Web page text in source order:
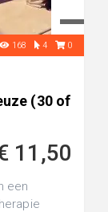
168 4 0
(30 of
11,50
een